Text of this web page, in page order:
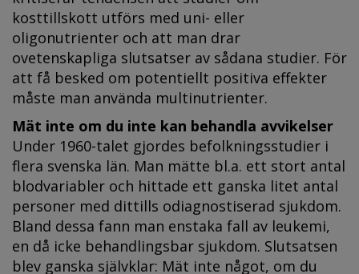
kosttillskott utförs med uni- eller
oligonutrienter och att man drar
ovetenskapliga slutsatser av sådana studier. För
att få besked om potentiellt positiva effekter
måste man använda multinutrienter.
Mät inte om du inte kan behandla avvikelser
Under 1960-talet gjordes befolkningsstudier i
flera svenska län. Man mätte bl.a. ett stort antal
blodvariabler och hittade ett ganska litet antal
personer med dittills odiagnostiserad sjukdom.
Bland dessa fann man enstaka fall av leukemi,
en då icke behandlingsbar sjukdom. Slutsatsen
blev ganska självklar: Mät inte något, om du